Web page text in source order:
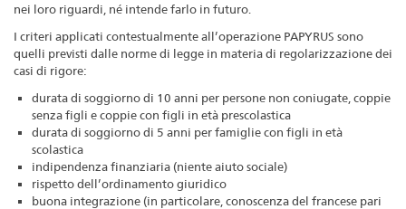
nei loro riguardi, né intende farlo in futuro.
I criteri applicati contestualmente all’operazione PAPYRUS sono
quelli previsti dalle norme di legge in materia di regolarizzazione dei
casi di rigore:
durata di soggiorno di 10 anni per persone non coniugate, coppie
senza figli e coppie con figli in età prescolastica
durata di soggiorno di 5 anni per famiglie con figli in età
scolastica
indipendenza finanziaria (niente aiuto sociale)
rispetto dell’ordinamento giuridico
buona integrazione (in particolare, conoscenza del francese pari